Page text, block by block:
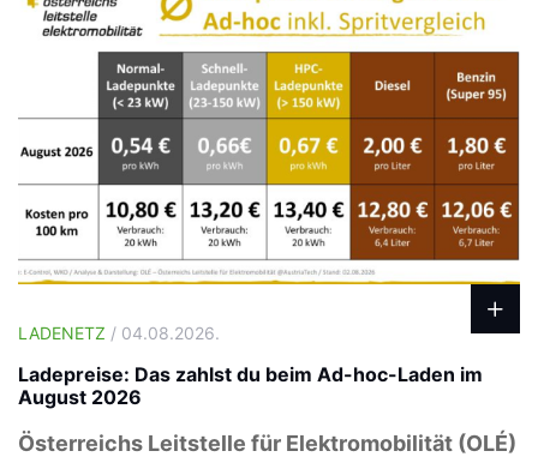
LADENETZ / 04.08.2026.
Ladepreise: Das zahlst du beim Ad-hoc-Laden im
August 2026
Österreichs Leitstelle für Elektromobilität (OLÉ)